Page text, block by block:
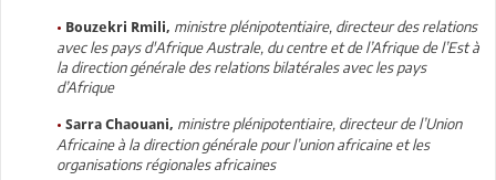
• Bouzekri Rmili, ministre plénipotentiaire, directeur des relations
avec les pays d'Afrique Australe, du centre et de l’Afrique de l’Est à
la direction générale des relations bilatérales avec les pays
d’Afrique
• Sarra Chaouani, ministre plénipotentiaire, directeur de l’Union
Africaine à la direction générale pour l’union africaine et les
organisations régionales africaines